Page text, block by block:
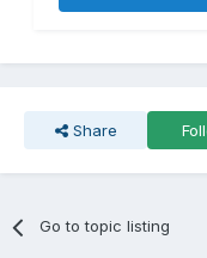
Share
Go to topic listing